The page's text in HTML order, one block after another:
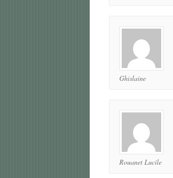
Ghislaine
Rouanet Lucile